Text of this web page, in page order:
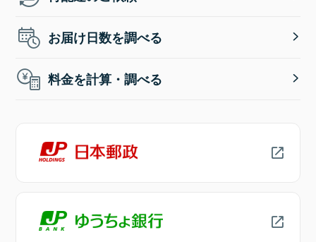
お届け日数を調べる
料金を計算・調べる